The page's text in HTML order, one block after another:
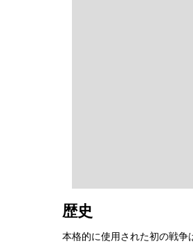
歴史
本格的に使用された初の戦争